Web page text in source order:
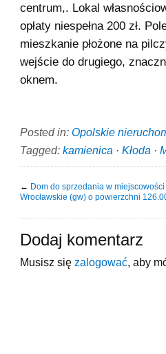
centrum,. Lokal
opłaty niespełna 200 zł.
mieszkanie płożone na
wejście do drugiego,
oknem.
Posted in: Opolskie
Tagged: kamienica · Kłoda ·
← Dom do sprzedania w miejscowości
Wrocławskie (gw) o powierzchni
Dodaj komentarz
Musisz się zalogować , aby